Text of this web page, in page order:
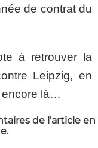
de contrat du
à retrouver la
Leipzig, en
encore là…
de l'article en